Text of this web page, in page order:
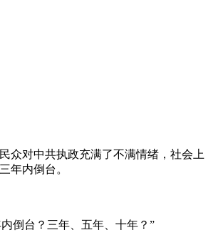
众对中共执政充满了不满情绪，社会上
年内倒台。
倒台？三年、五年、十年？”